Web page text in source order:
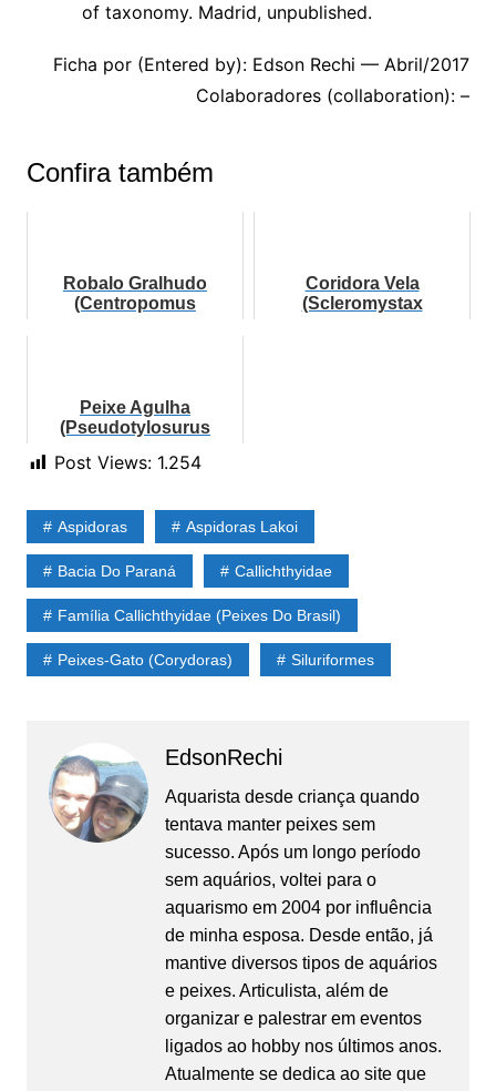
of taxonomy. Madrid, unpublished.
Ficha por (Entered by): Edson Rechi — Abril/2017
Colaboradores (collaboration): –
Confira também
Robalo Gralhudo
(Centropomus
Coridora Vela
(Scleromystax
Peixe Agulha
(Pseudotylosurus
Post Views: 1.254
Aspidoras Aspidoras Lakoi
Bacia Do Paraná Callichthyidae
Família Callichthyidae (Peixes Do Brasil)
Peixes-Gato (Corydoras) Siluriformes
EdsonRechi
Aquarista desde criança quando
tentava manter peixes sem
sucesso. Após um longo período
sem aquários, voltei para o
aquarismo em 2004 por influência
de minha esposa. Desde então, já
mantive diversos tipos de aquários
e peixes. Articulista, além de
organizar e palestrar em eventos
ligados ao hobby nos últimos anos.
Atualmente se dedica ao site que